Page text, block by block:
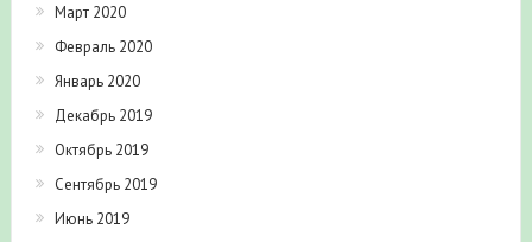
Март 2020
Февраль 2020
Январь 2020
Декабрь 2019
Октябрь 2019
Сентябрь 2019
Июнь 2019